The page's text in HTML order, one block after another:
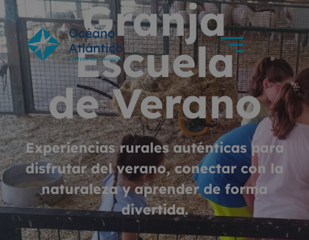
Granja
Escuela
de Verano
Experiencias rurales auténticas para
disfrutar del verano, conectar con la
naturaleza y aprender de forma
divertida.